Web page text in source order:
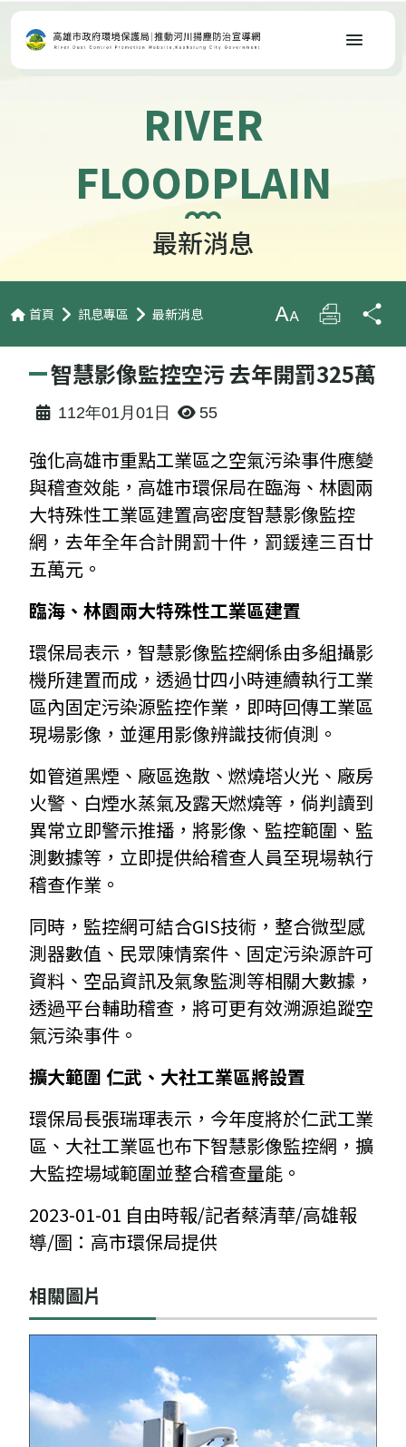
選單
RIVER
FLOODPLAIN
最新消息
首頁 訊息專區 最新消息
放大字級
列印 分
智慧影像監控空污 去年開罰325萬
112年01月01日 55
強化高雄市重點工業區之空氣污染事件應變
與稽查效能，高雄市環保局在臨海、林園兩
大特殊性工業區建置高密度智慧影像監控
網，去年全年合計開罰十件，罰鍰達三百廿
五萬元。
臨海、林園兩大特殊性工業區建置
環保局表示，智慧影像監控網係由多組攝影
機所建置而成，透過廿四小時連續執行工業
區內固定污染源監控作業，即時回傳工業區
現場影像，並運用影像辨識技術偵測。
如管道黑煙、廠區逸散、燃燒塔火光、廠房
火警、白煙水蒸氣及露天燃燒等，倘判讀到
異常立即警示推播，將影像、監控範圍、監
測數據等，立即提供給稽查人員至現場執行
稽查作業。
同時，監控網可結合GIS技術，整合微型感
測器數值、民眾陳情案件、固定污染源許可
資料、空品資訊及氣象監測等相關大數據，
透過平台輔助稽查，將可更有效溯源追蹤空
氣污染事件。
擴大範圍 仁武、大社工業區將設置
環保局長張瑞琿表示，今年度將於仁武工業
區、大社工業區也布下智慧影像監控網，擴
大監控場域範圍並整合稽查量能。
2023-01-01 自由時報/記者蔡清華/高雄報
導/圖：高市環保局提供
相關圖片